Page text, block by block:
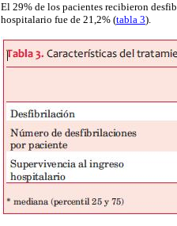
El 29% de los pacientes recibieron
hospitalario fue de 21,2% (tabla 3).